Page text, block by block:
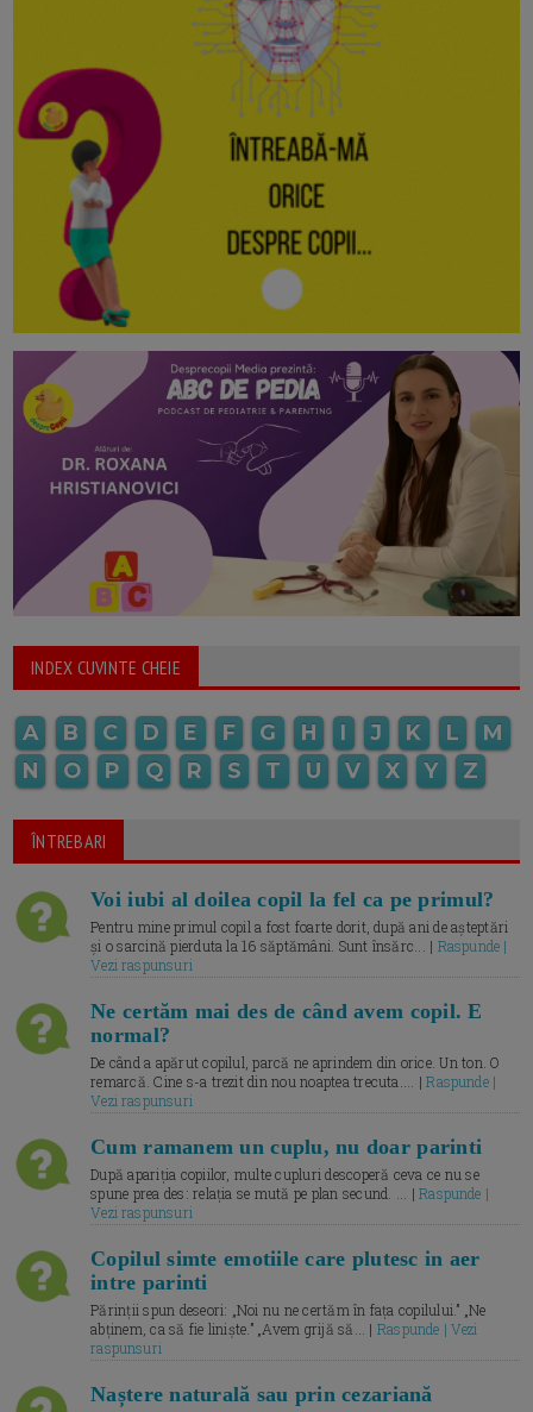
INDEX CUVINTE CHEIE
A B C D E F G H I J K L
M
N
O P Q R S T U V X Y Z
ÎNTREBARI
Voi iubi al doilea copil la fel ca pe primul?
Pentru mine primul copil a fost foarte dorit, după ani de așteptări
și o sarcină pierduta la 16 săptămâni. Sunt însărc... | Raspunde |
Vezi raspunsuri
Ne certăm mai des de când avem copil. E
normal?
De când a apărut copilul, parcă ne aprindem din orice. Un ton. O
remarcă. Cine s-a trezit din nou noaptea trecuta.... |Raspunde |
Vezi raspunsuri
Cum ramanem un cuplu, nu doar parinti
După apariția copiilor, multe cupluri descoperă ceva ce nu se
spune prea des: relația se mută pe plan secund. ... |Raspunde |
Vezi raspunsuri
Copilul simte emotiile care plutesc in aer
intre parinti
Părinții spun deseori: „Noi nu ne certăm în fața copilului.” „Ne
abținem, ca să fie liniște.” „Avem grijă să... | Raspunde | Vezi
raspunsuri
Naștere naturală sau prin cezariană